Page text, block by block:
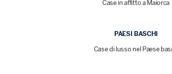
Case in affitto a Maiorca
PAESI BASCHI
Case di lusso nel Paese